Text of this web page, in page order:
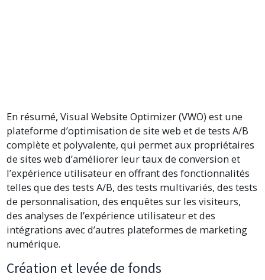
En résumé, Visual Website Optimizer (VWO) est une
plateforme d’optimisation de site web et de tests A/B
complète et polyvalente, qui permet aux propriétaires
de sites web d’améliorer leur taux de conversion et
l’expérience utilisateur en offrant des fonctionnalités
telles que des tests A/B, des tests multivariés, des tests
de personnalisation, des enquêtes sur les visiteurs,
des analyses de l’expérience utilisateur et des
intégrations avec d’autres plateformes de marketing
numérique.
Création et levée de fonds